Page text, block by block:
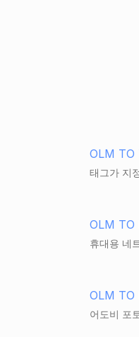
OLM TO
태그가 지
OLM TO
휴대용 네
OLM TO
어도비 포